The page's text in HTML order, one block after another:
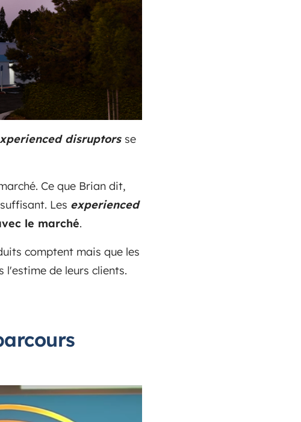
disruptors se
Ce que Brian dit,
Les experienced
le marché.
comptent mais que les
l'estime de leurs clients.